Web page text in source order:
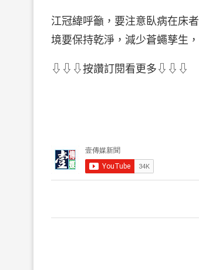
江冠緯呼籲，要注意臥病在床
境要保持乾淨，減少蒼蠅孳生
⇩⇩⇩按讚訂閱看更多⇩⇩⇩